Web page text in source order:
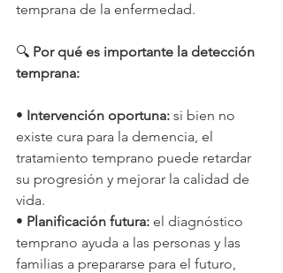
temprana de la enfermedad.
🔍 Por qué es importante la detección
temprana:
• Intervención oportuna: si bien no
existe cura para la demencia, el
tratamiento temprano puede retardar
su progresión y mejorar la calidad de
vida.
• Planificación futura: el diagnóstico
temprano ayuda a las personas y las
familias a prepararse para el futuro,